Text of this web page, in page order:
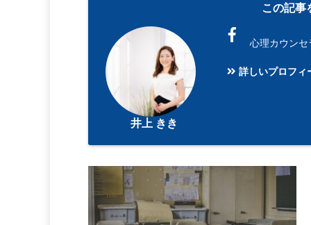
この記事
井上 きき
心理カウン
詳しいプロフィ